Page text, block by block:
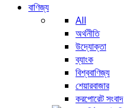
বাণিজ্য
All
অর্থনীতি
উদ্যোক্তা
ব্যাংক
বিশ্ববাণিজ্য
শেয়ারবাজার
করপোরেট সংবাদ